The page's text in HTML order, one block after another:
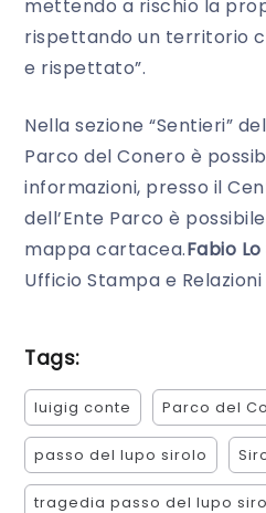
mettendo a rischio la
rispettando un territorio
e rispettato”.
Nella sezione “Sentieri”
Parco del Conero è
informazioni, presso il
dell’Ente Parco è
mappa cartacea.Fabio
Ufficio Stampa e
Tags:
luigig conte Parco del
passo del lupo sirolo
tragedia passo del lupo